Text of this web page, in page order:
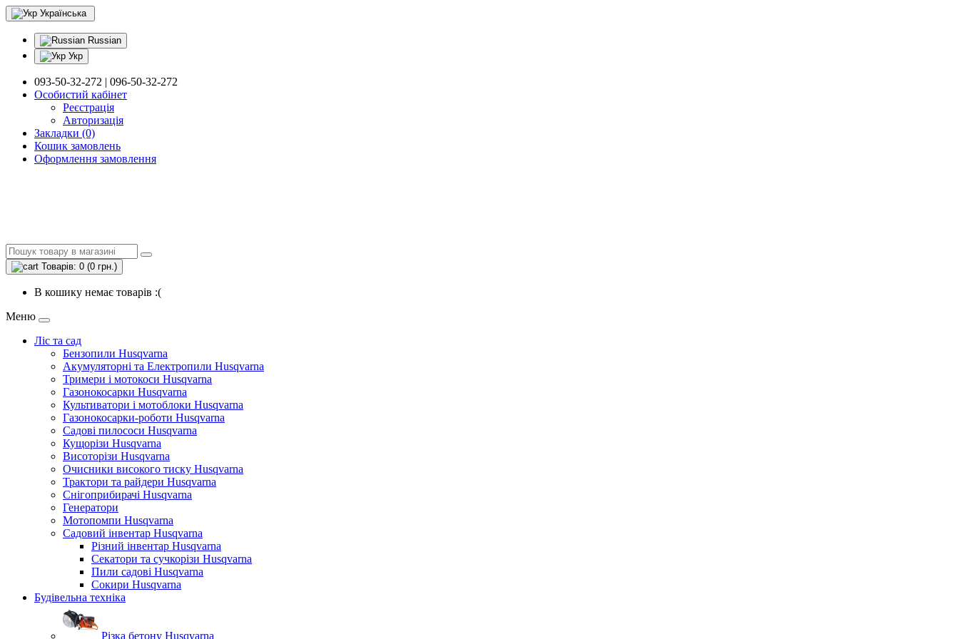
Українська
Russian
Укр
093-50-32-272 | 096-50-32-272
Особистий кабінет
Реєстрація
Авторизація
Закладки (0)
Кошик замовлень
Оформлення замовлення
Товарів: 0 (0 грн.)
В кошику немає товарів :(
Меню
Ліс та сад
Бензопили Husqvarna
Акумуляторні та Електропили Husqvarna
Тримери і мотокоси Husqvarna
Газонокосарки Husqvarna
Культиватори і мотоблоки Husqvarna
Газонокосарки-роботи Husqvarna
Садові пилососи Husqvarna
Кущорізи Husqvarna
Висоторізи Husqvarna
Очисники високого тиску Husqvarna
Трактори та райдери Husqvarna
Снігоприбирачі Husqvarna
Генератори
Мотопомпи Husqvarna
Садовий інвентар Husqvarna
Різний інвентар Husqvarna
Секатори та сучкорізи Husqvarna
Пили садові Husqvarna
Сокири Husqvarna
Будівельна техніка
Різка бетону Husqvarna